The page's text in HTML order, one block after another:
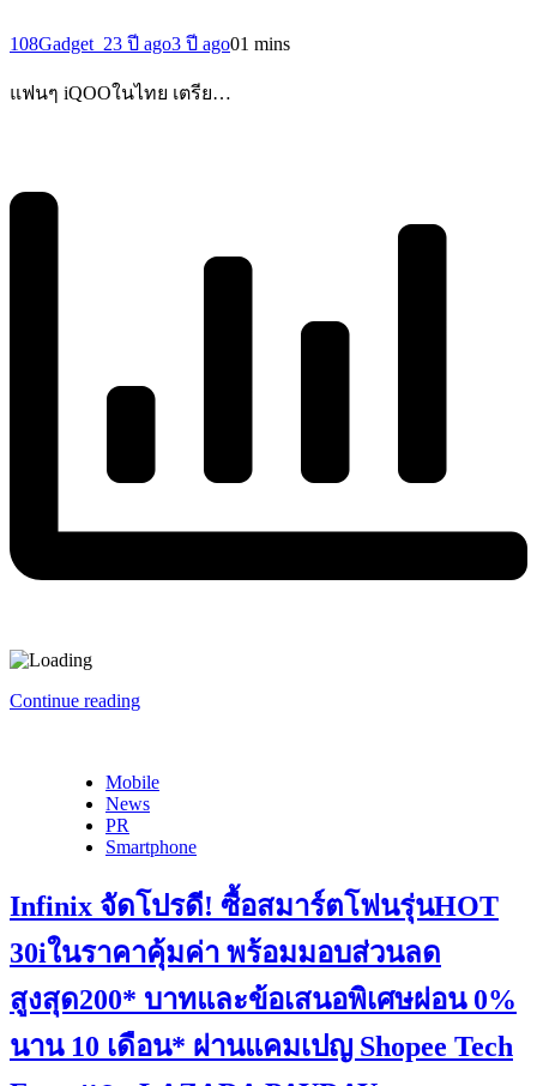
108Gadget_23 ปี ago3 ปี ago01 mins
แฟนๆ iQOOในไทย เตรีย…
Continue reading
Mobile
News
PR
Smartphone
Infinix จัดโปรดี! ซื้อสมาร์ตโฟนรุ่นHOT
30iในราคาคุ้มค่า พร้อมมอบส่วนลด
สูงสุด200* บาทและข้อเสนอพิเศษผ่อน 0%
นาน 10 เดือน* ผ่านแคมเปญ Shopee Tech